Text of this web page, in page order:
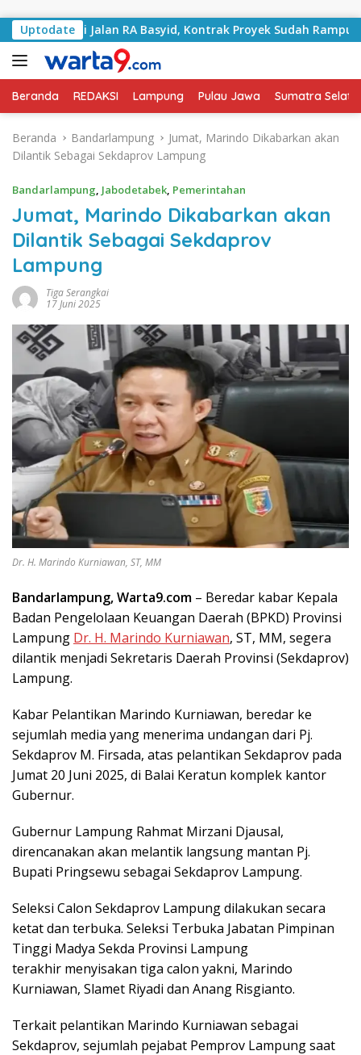
Uptodate
Jalan RA Basyid, Kontrak Proyek Sudah Rampung
Beranda REDAKSI Lampung Pulau Jawa Sumatra
Beranda Bandarlampung
Jumat, Marindo Dikabarkan akan
Dilantik Sebagai Sekdaprov Lampung
Bandarlampung, Jabodetabek, Pemerintahan
Jumat, Marindo Dikabarkan akan
Dilantik Sebagai Sekdaprov
Lampung
Tiga Serangkai
17 Juni 2025
Dr. H. Marindo Kurniawan, ST, MM
Bandarlampung, Warta9.com – Beredar kabar Kepala
Badan Pengelolaan Keuangan Daerah (BPKD) Provinsi
Lampung Dr. H. Marindo Kurniawan, ST, MM, segera
dilantik menjadi Sekretaris Daerah Provinsi (Sekdaprov)
Lampung.
Kabar Pelantikan Marindo Kurniawan, beredar ke
sejumlah media yang menerima undangan dari Pj.
Sekdaprov M. Firsada, atas pelantikan Sekdaprov pada
Jumat 20 Juni 2025, di Balai Keratun komplek kantor
Gubernur.
Gubernur Lampung Rahmat Mirzani Djausal,
direncanakan akan melantik langsung mantan Pj.
Bupati Pringsewu sebagai Sekdaprov Lampung.
Seleksi Calon Sekdaprov Lampung dilakukan secara
ketat dan terbuka. Seleksi Terbuka Jabatan Pimpinan
Tinggi Madya Sekda Provinsi Lampung
terakhir menyisakan tiga calon yakni, Marindo
Kurniawan, Slamet Riyadi dan Anang Risgianto.
Terkait pelantikan Marindo Kurniawan sebagai
Sekdaprov, sejumlah pejabat Pemprov Lampung saat